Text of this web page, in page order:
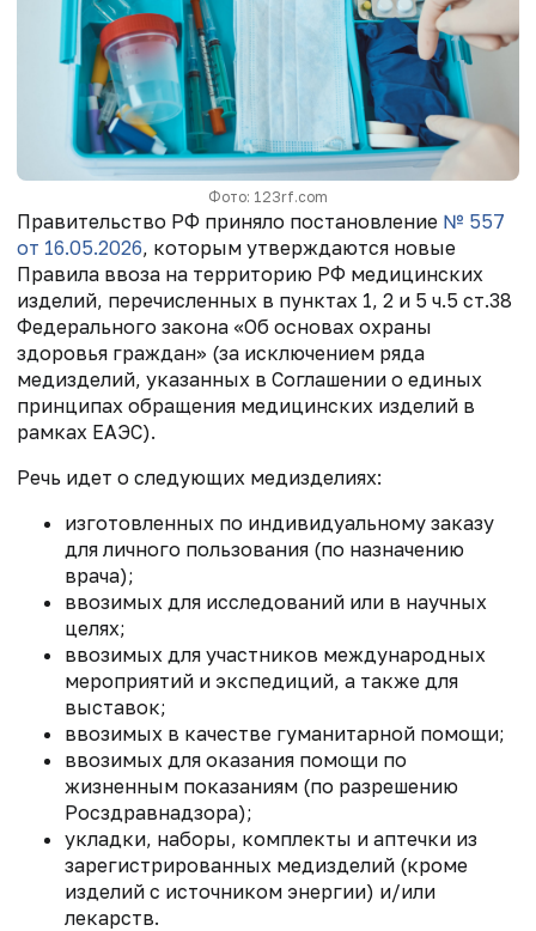
Фото: 123rf.com
Правительство РФ приняло постановление № 557
от 16.05.2026, которым утверждаются новые
Правила ввоза на территорию РФ медицинских
изделий, перечисленных в пунктах 1, 2 и 5 ч.5 ст.38
Федерального закона «Об основах охраны
здоровья граждан» (за исключением ряда
медизделий, указанных в Соглашении о единых
принципах обращения медицинских изделий в
рамках ЕАЭС).
Речь идет о следующих медизделиях:
изготовленных по индивидуальному заказу
для личного пользования (по назначению
врача);
ввозимых для исследований или в научных
целях;
ввозимых для участников международных
мероприятий и экспедиций, а также для
выставок;
ввозимых в качестве гуманитарной помощи;
ввозимых для оказания помощи по
жизненным показаниям (по разрешению
Росздравнадзора);
укладки, наборы, комплекты и аптечки из
зарегистрированных медизделий (кроме
изделий с источником энергии) и/или
лекарств.